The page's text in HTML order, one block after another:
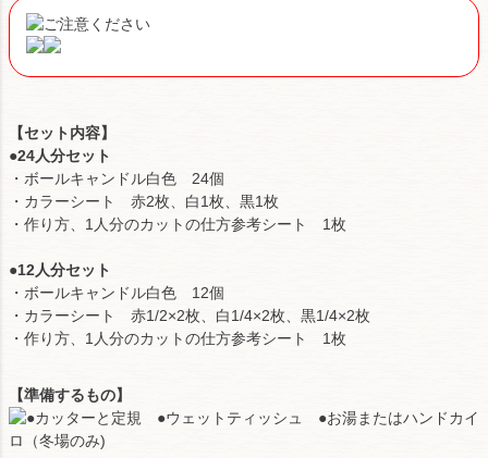
【セット内容】
●24人分セット
・ボールキャンドル白色 24個
・カラーシート 赤2枚、白1枚、黒1枚
・作り方、1人分のカットの仕方参考シート 1枚
●12人分セット
・ボールキャンドル白色 12個
・カラーシート 赤1/2×2枚、白1/4×2枚、黒1/4×2枚
・作り方、1人分のカットの仕方参考シート 1枚
【準備するもの】